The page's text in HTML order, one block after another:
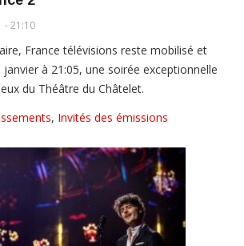
- 21:10
France télévisions reste mobilisé et
à 21:05, une soirée exceptionnelle
du Théâtre du Châtelet.
, Invités des émissions